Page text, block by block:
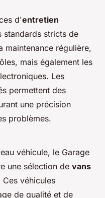
d'entretien
standards stricts de
maintenance régulière,
mais également les
Les
permettent des
une précision
problèmes.
véhicule, le Garage
une sélection de vans
Ces véhicules
de qualité et de